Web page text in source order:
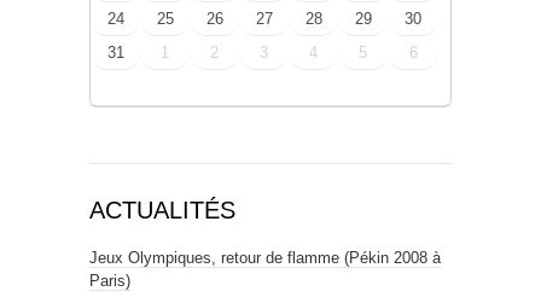
24
25 26 27 28 29
30
31
1 2 3 4 5 6
ACTUALITÉS
Jeux Olympiques, retour de flamme (Pékin 2008 à
Paris)